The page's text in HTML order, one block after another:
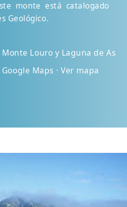
monte está catalogado
Geológico.
Louro y Laguna de As
Maps · Ver mapa